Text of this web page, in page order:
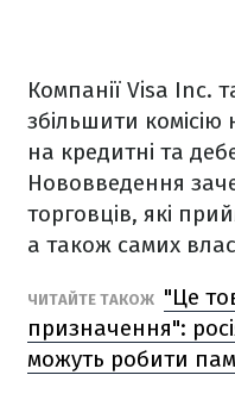
Компанії Visa Inc.
збільшити комісію
на кредитні та
Нововведення
торговців, які
а також самих
ЧИТАЙТЕ ТАКОЖ "Це
призначення":
можуть робити